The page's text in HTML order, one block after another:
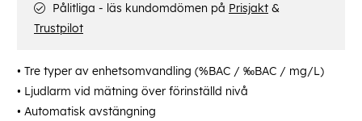
• Tre typer av enhetsomvandling (%BAC / ‰BAC / mg/L)
• Ljudlarm vid mätning över förinställd nivå
• Automatisk avstängning
Pålitliga - läs kundomdömen på Prisjakt &
Trustpilot